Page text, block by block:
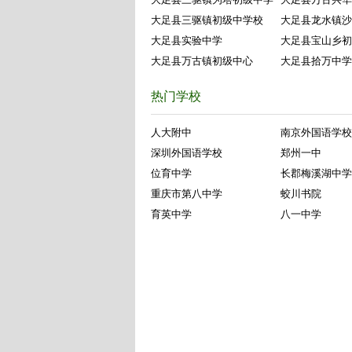
大足县三驱镇初级中学校
大足县龙水镇
大足县实验中学
大足县宝山乡
大足县万古镇初级中心
大足县拾万中学
热门学校
人大附中
南京外国语学校
深圳外国语学校
郑州一中
位育中学
长郡梅溪湖中学
重庆市第八中学
蛟川书院
育英中学
八一中学